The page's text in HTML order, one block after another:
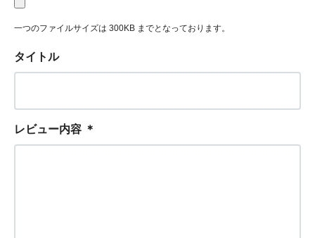
一つのファイルサイズは 300KB までとなっております。
タイトル
レビュー内容 ＊